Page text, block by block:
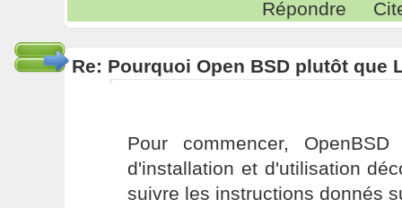
Répondre
Re: Pourquoi Open BSD plutôt que
Pour commencer,
d'installation et d'utilisation
suivre les instructions donnés